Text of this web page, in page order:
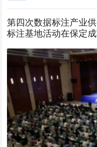
第四次数据标注产业
标注基地活动在保定